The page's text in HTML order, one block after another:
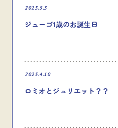
2025.5.3
ジューゴ1歳のお誕生日
2025.4.10
ロミオとジュリエット？？